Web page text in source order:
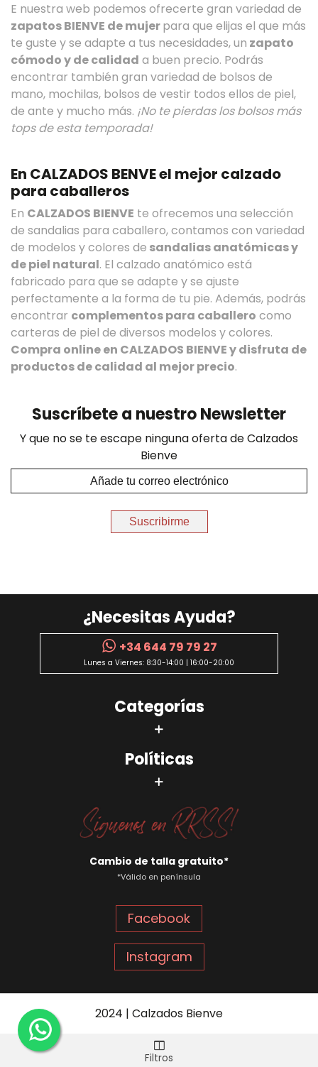
E nuestra web podemos ofrecerte gran variedad de
zapatos BIENVE de mujerpara que elijas el que más
te guste y se adapte a tus necesidades, un zapato
cómodo y de calidad a buen precio. Podrás
encontrar también gran variedad de bolsos de
mano, mochilas, bolsos de vestir todos ellos de piel,
de ante y mucho más. ¡No te pierdas los bolsos más
tops de esta temporada!
En CALZADOS BENVE el mejor calzado
para caballeros
En CALZADOS BIENVE te ofrecemos una selección
de sandalias para caballero, contamos con variedad
de modelos y colores de sandalias anatómicas y
de piel natural. El calzado anatómico está
fabricado para que se adapte y se ajuste
perfectamente a la forma de tu pie. Además, podrás
encontrar complementos para caballero como
carteras de piel de diversos modelos y colores.
Compra online en CALZADOS BIENVE y disfruta de
productos de calidad al mejor precio.
Suscríbete a nuestro Newsletter
Y que no se te escape ninguna oferta de Calzados
Bienve
Suscribirme
¿Necesitas Ayuda?
+34 644 79 79 27
Lunes a Viernes: 8:30-14:00 | 16:00-20:00
Categorías
Políticas
Cambio de talla gratuito*
*Válido en península
Facebook
Instagram
2024 | Calzados Bienve
Filtros